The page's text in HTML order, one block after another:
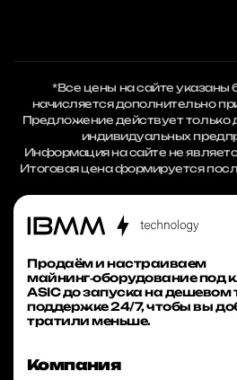
*Все цены на сайте
начисляется дополнительно
Предложение действует только
индивидуальных
Информация на сайте не
Итоговая цена формируется
Продаём и настраиваем
майнинг‑оборудование под
ASIC до запуска на
поддержке 24/7, чтобы вы
тратили меньше.
Компания